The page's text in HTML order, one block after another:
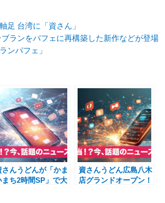
足 台湾に「資さん」
ランをパフェに再構築した新作などが登場
ンパフェ」
さんうどんが「かま
まち2時間SP」で大
資さんうどん広島八木
店グランドオープン！